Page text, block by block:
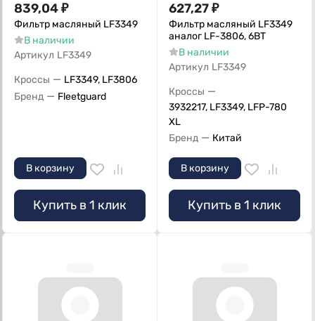
839,04₽
Фильтр масляный LF3349
В наличии
Артикул LF3349
Кроссы — LF3349, LF3806
Бренд — Fleetguard
В корзину
Купить в 1 клик
627,27₽
Фильтр масляный LF3349
аналог LF-3806, 6ВТ
В наличии
Артикул LF3349
Кроссы —
3932217, LF3349, LFP-780
XL
Бренд — Китай
В корзину
Купить в 1 клик